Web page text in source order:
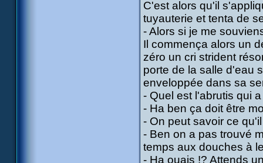
C'est alors qu'il
tuyauterie et tenta de
- Alors si je me
Il commença alors un
zéro un cri strident
porte de la salle d'eau
enveloppée dans sa
- Quel est l'abrutis qui
- Ha ben ça doit être
- On peut savoir ce
- Ben on a pas trouvé
temps aux douches à
- Ha ouais !? Attends